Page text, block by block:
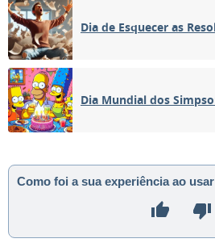
Dia de Esquecer as
Dia Mundial dos
Como foi a sua experiência ao